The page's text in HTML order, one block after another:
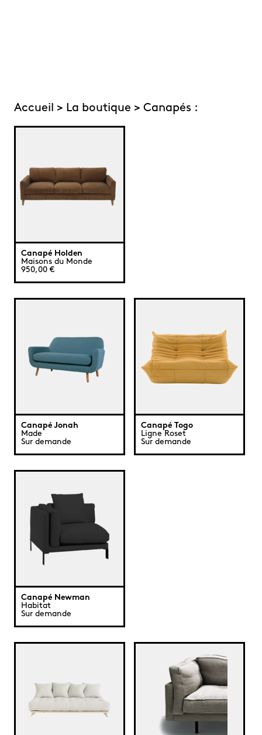
Accueil > La boutique > Canapés :
Canapé Holden
Maisons du Monde
950,00 €
Canapé Jonah
Made
Sur demande
Canapé Togo
Ligne Roset
Sur demande
Canapé Newman
Habitat
Sur demande